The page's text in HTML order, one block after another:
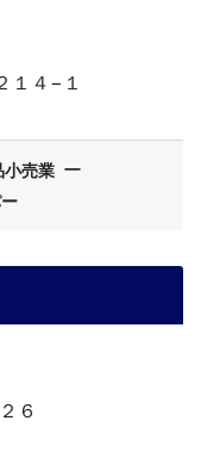
１４−１
小売業 ー
６